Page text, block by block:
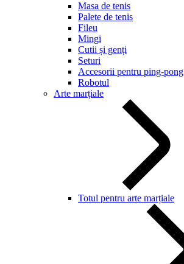
Masa de tenis
Palete de tenis
Fileu
Mingi
Cutii și genți
Seturi
Accesorii pentru ping-pong
Robotul
Arte marțiale
Totul pentru arte marțiale